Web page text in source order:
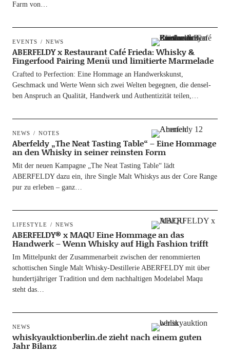
Farm von…
EVENTS NEWS
ABERFELDY x Restaurant Café Frieda: Whisky &
Fingerfood Pairing Menü und limitierte Marmelade
Craf­ted to Per­fec­tion: Eine Hom­mage an Hand­werks­kunst,
Geschmack und Wer­te Wenn sich zwei Wel­ten begeg­nen, die den­sel­
ben Anspruch an Qua­li­tät, Hand­werk und Authen­ti­zi­tät teilen,…
NEWS NOTES
Aberfeldy „The Neat Tasting Table“ – Eine Hommage
an den Whisky in seiner reinsten Form
Mit der neu­en Kam­pa­gne „The Neat Tasting Table“ lädt
ABERFELDY dazu ein, ihre Sin­gle Malt Whis­kys aus der Core Ran­ge
pur zu erle­ben – ganz…
LIFESTYLE NEWS
ABERFELDY® x MAQU Eine Hommage an das
Handwerk – Wenn Whisky auf High Fashion trifft
Im Mit­tel­punkt der Zusam­men­ar­beit zwi­schen der renom­mier­ten
schot­ti­schen Sin­gle Malt Whis­ky-Destil­­le­rie ABERFELDY mit über
hun­dert­jäh­ri­ger Tra­di­ti­on und dem nach­hal­ti­gen Mode­la­bel Maqu
steht das…
NEWS
whiskyauktionberlin.de zieht nach einem guten
Jahr Bilanz